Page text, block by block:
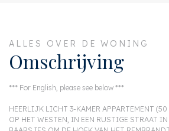
ALLES OVER DE WONING
Omschrijving
*** For English, please see below ***
HEERLIJK LICHT 3-KAMER APPARTEMENT
OP HET WESTEN, IN EEN RUSTIGE STRAAT